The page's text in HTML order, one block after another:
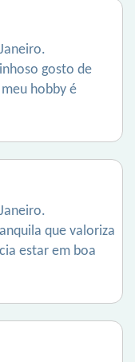
gosto de
hobby é
que valoriza
estar em boa